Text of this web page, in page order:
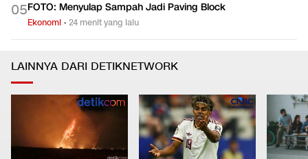
05FOTO: Menyulap Sampah Jadi Paving Block
Ekonomi •24 menit yang lalu
LAINNYA DARI DETIKNETWORK